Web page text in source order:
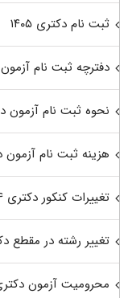
ثبت نام دکتری ۱۴۰۵
دفترچه ثبت نام آزمون
نحوه ثبت نام آزمون
هزینه ثبت نام آزمون
تغییرات کنکور دکتری ۱۴۰۴
تغییر رشته در مقطع
محرومیت آزمون